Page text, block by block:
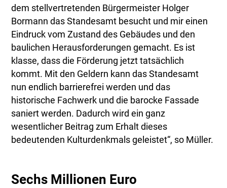
dem stellvertretenden Bürgermeister Holger
Bormann das Standesamt besucht und mir einen
Eindruck vom Zustand des Gebäudes und den
baulichen Herausforderungen gemacht. Es ist
klasse, dass die Förderung jetzt tatsächlich
kommt. Mit den Geldern kann das Standesamt
nun endlich barrierefrei werden und das
historische Fachwerk und die barocke Fassade
saniert werden. Dadurch wird ein ganz
wesentlicher Beitrag zum Erhalt dieses
bedeutenden Kulturdenkmals geleistet“, so Müller.
Sechs Millionen Euro